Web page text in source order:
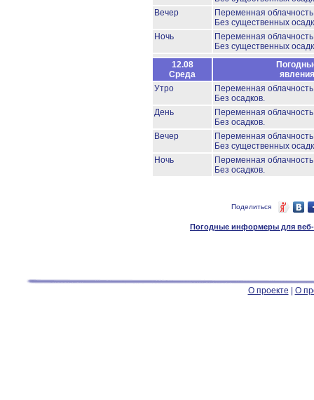
Вечер
Переменная
Без существенных
Ночь
Переменная
Без существенных
12.08
Среда
явления
Утро
Переменная
Без осадков.
День
Переменная
Без осадков.
Вечер
Переменная
Без существенных
Ночь
Переменная
Без осадков.
Поделиться
Погодные информеры для веб-
О проекте О